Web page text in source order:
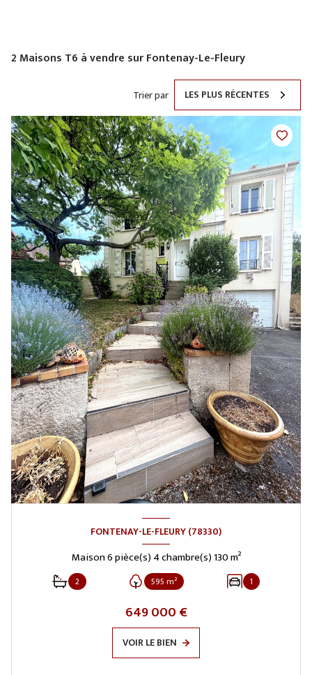
2 Maisons T6 à vendre sur Fontenay-Le-Fleury
Trier par LES PLUS RÉCENTES
FONTENAY-LE-FLEURY (78330)
Maison 6 pièce(s) 4 chambre(s) 130 m²
2 595 m² 1
649 000 €
VOIR LE BIEN